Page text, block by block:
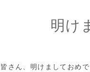
明け
皆さん、明けましておめ